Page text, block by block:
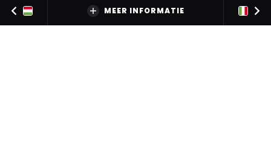
MEER INFORMATIE